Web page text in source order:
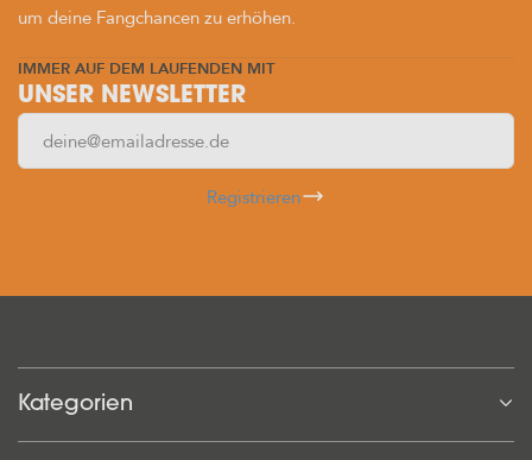
um deine Fangchancen zu erhöhen.
IMMER AUF DEM LAUFENDEN MIT
UNSER NEWSLETTER
Registrieren
Kategorien